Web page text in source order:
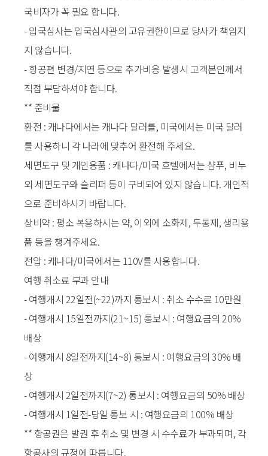
국비자가 꼭 필요 합니다.
- 입국심사는 입국심사관의 고유권한이므로 당사가 책임지
지 않습니다.
- 항공편 변경/지연 등으로 추가비용 발생시 고객본인께서
직접 부담하셔야 합니다.
** 준비물
환전 : 캐나다에서는 캐나다 달러를, 미국에서는 미국 달러
를 사용하니 각 나라에 맞추어 환전해 주세요.
세면도구 및 개인용품 : 캐나다/미국 호텔에서는 샴푸, 비누
외 세면도구와 슬리퍼 등이 구비되어 있지 않습니다. 개인적
으로 준비하시기 바랍니다.
상비약 : 평소 복용하시는 약, 이외에 소화제, 두통제, 생리용
품 등을 챙겨주세요.
전압 : 캐나다/미국에서는 110V를 사용합니다.
여행 취소료 부과 안내
- 여행개시 22일전(~22)까지 통보시 : 취소 수수료 10만원
- 여행개시 15일전까지(21~15) 통보시 : 여행요금의 20%
배상
- 여행개시 8일전까지(14~8) 통보시 : 여행요금의 30% 배
상
- 여행개시 2일전까지(7~2) 통보시 : 여행요금의 50% 배상
- 여행개시 1일전-당일 통보 시 : 여행요금의 100% 배상
** 항공권은 발권 후 취소 및 변경 시 수수료가 부과되며, 각
항공사의 규정에 따릅니다.